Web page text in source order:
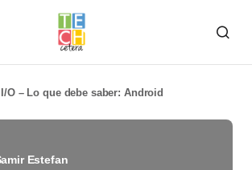
O – Lo que debe saber: Android
Estefan